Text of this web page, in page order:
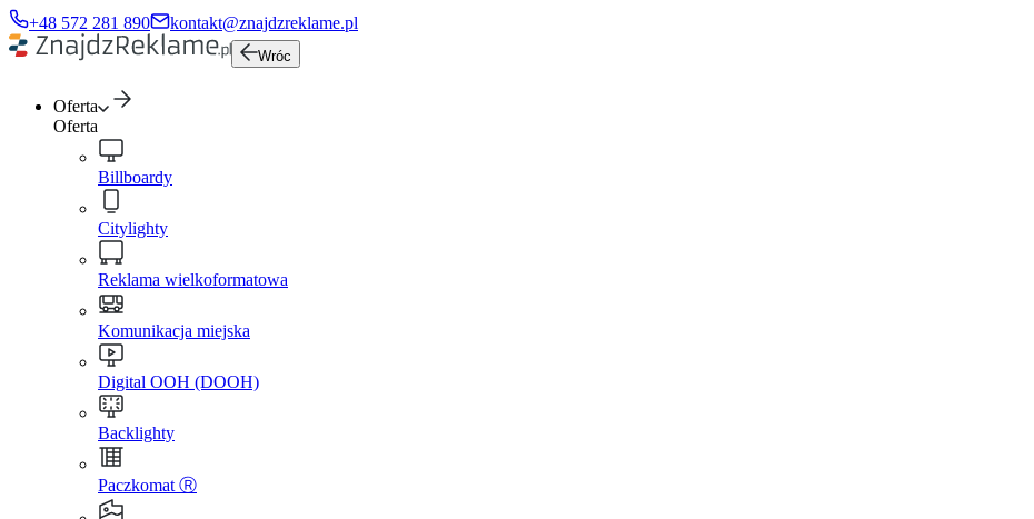
+48 572 281 890 kontakt@znajdzreklame.pl
Wróc
Oferta
Oferta
Billboardy
Citylighty
Reklama wielkoformatowa
Komunikacja miejska
Digital OOH (DOOH)
Backlighty
Paczkomat Ⓡ